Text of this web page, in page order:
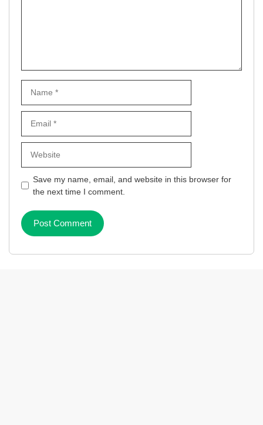
Save my name, email, and website in this browser for
the next time I comment.